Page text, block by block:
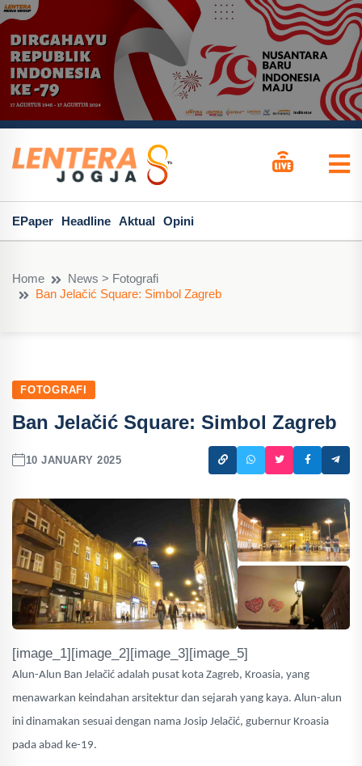
EPaper Headline Aktual Opini
Home
News > Fotografi
Ban Jelačić Square: Simbol Zagreb
FOTOGRAFI
Ban Jelačić Square: Simbol Zagreb
10 JANUARY 2025
[image_1][image_2][image_3][image_5]
Alun-Alun Ban Jelačić adalah pusat kota Zagreb, Kroasia, yang
menawarkan keindahan arsitektur dan sejarah yang kaya. Alun-alun
ini dinamakan sesuai dengan nama Josip Jelačić, gubernur Kroasia
pada abad ke-19.